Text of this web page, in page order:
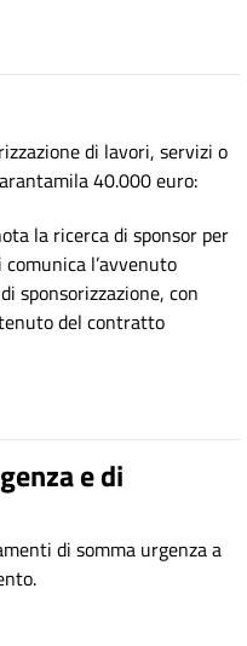
di lavori, servizi o
40.000 euro:
la ricerca di sponsor per
l’avvenuto
sponsorizzazione, con
del contratto
e di
di somma urgenza a